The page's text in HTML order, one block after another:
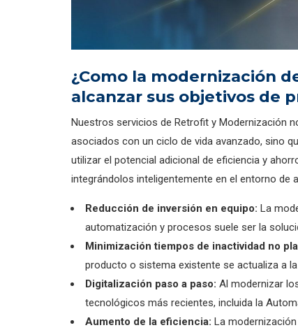
¿Como la modernización
alcanzar sus objetivos de
Nuestros servicios de Retrofit y Modernización
asociados con un ciclo de vida avanzado, sino
utilizar el potencial adicional de eficiencia y
integrándolos inteligentemente en el entorno de
Reducción de inversión en equipo: La
automatización y procesos suele ser la
Minimización tiempos de inactividad no
producto o sistema existente se actualiza a
Digitalización paso a paso: Al modernizar
tecnológicos más recientes, incluida la
Aumento de la eficiencia: La